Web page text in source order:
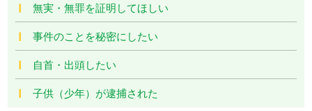
無実・無罪を証明してほしい
事件のことを秘密にしたい
自首・出頭したい
子供（少年）が逮捕された